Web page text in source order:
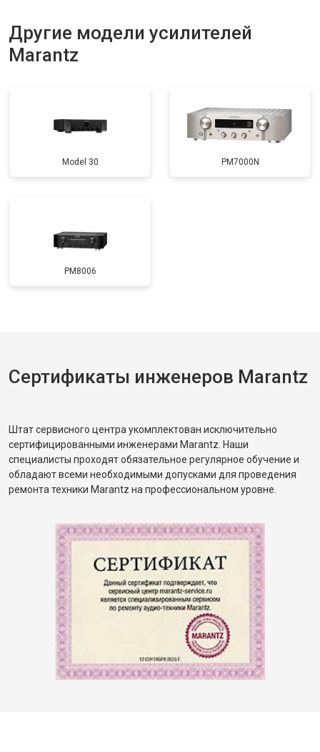
Другие модели усилителей
Marantz
Model 30 PM7000N
PM8006
Сертификаты инженеров Marantz
Штат сервисного центра укомплектован исключительно
сертифицированными инженерами Marantz. Наши
специалисты проходят обязательное регулярное обучение и
обладают всеми необходимыми допусками для проведения
ремонта техники Marantz на профессиональном уровне.